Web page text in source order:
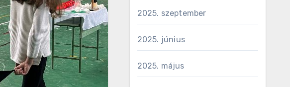
2025. szeptember
2025. június
2025. május